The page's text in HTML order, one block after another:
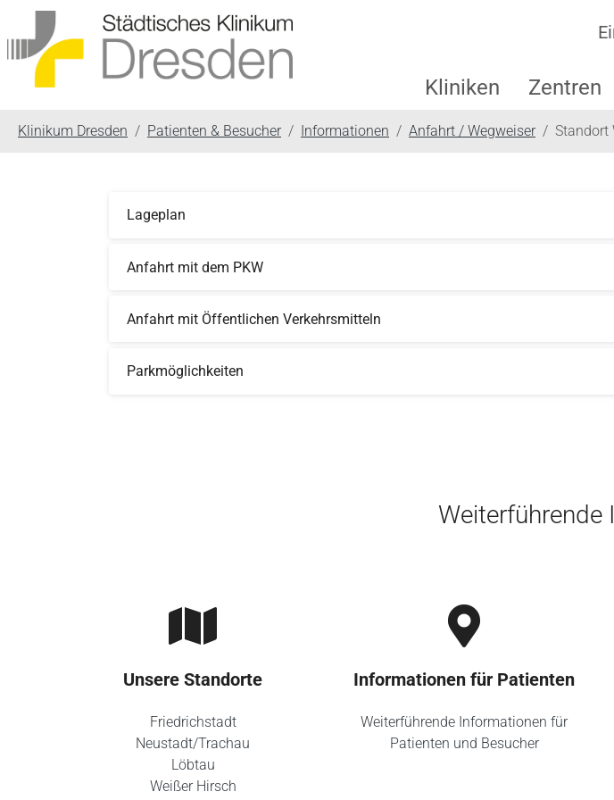
Kliniken Zentren
Klinikum Dresden Patienten & Besucher Informationen Anfahrt / Wegweiser Standort
Lageplan
Anfahrt mit dem PKW
Anfahrt mit Öffentlichen Verkehrsmitteln
Parkmöglichkeiten
Weiterführende
Unsere Standorte
Friedrichstadt
Neustadt/Trachau
Löbtau
Weißer Hirsch
Informationen für Patienten
Weiterführende Informationen für
Patienten und Besucher